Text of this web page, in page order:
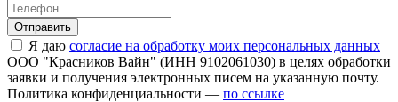
Отправить
Я даю согласие на обработку моих персональных данных
ООО "Красников Вайн" (ИНН 9102061030) в целях обработки
заявки и получения электронных писем на указанную почту.
Политика конфиденциальности — по ссылке